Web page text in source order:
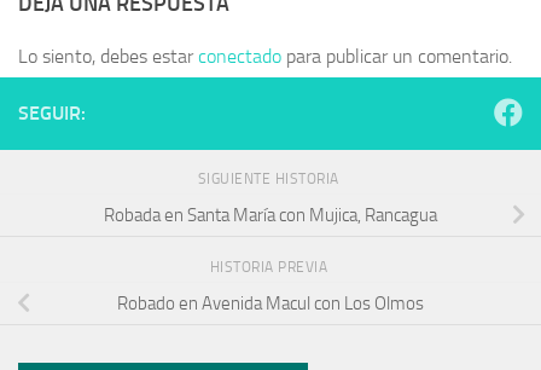
Lo siento, debes estarconectado para publicar un comentario.
SEGUIR:
SIGUIENTE HISTORIA
Robada en Santa María con Mujica, Rancagua
HISTORIA PREVIA
Robado en Avenida Macul con Los Olmos